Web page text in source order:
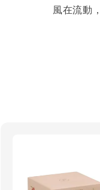
風在流動